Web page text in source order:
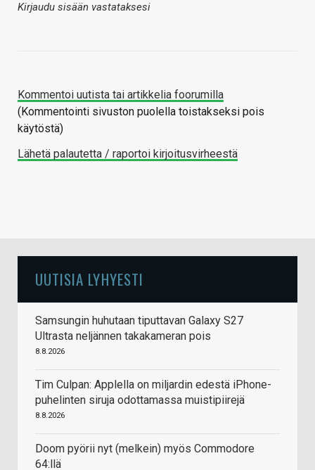
Kirjaudu sisään vastataksesi
Kommentoi uutista tai artikkelia foorumilla
(Kommentointi sivuston puolella toistakseksi pois
käytöstä)
Lähetä palautetta / raportoi kirjoitusvirheestä
UUTISIA LYHYESTI
Samsungin huhutaan tiputtavan Galaxy S27
Ultrasta neljännen takakameran pois
8.8.2026
Tim Culpan: Applella on miljardin edestä iPhone-
puhelinten siruja odottamassa muistipiirejä
8.8.2026
Doom pyörii nyt (melkein) myös Commodore
64:llä